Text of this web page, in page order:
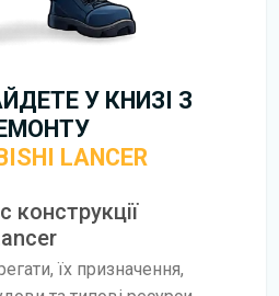
У КНИЗІ З
LANCER
конструкції
їх призначення,